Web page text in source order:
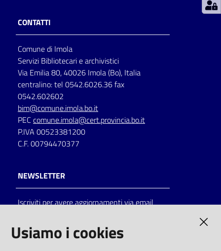
per
lettura
Seguici
su
Catalogo
on line
CONTATTI
Comune di Imola
Servizi Bibliotecari e archivistici
Via Emilia 80, 40026 Imola (Bo), Italia
centralino: tel 0542.6026.36 fax
0542.602602
bim@comune.imola.bo.it
PEC comune.imola@cert.provincia.bo.it
P.IVA 00523381200
C.F. 00794470377
NEWSLETTER
Iscriviti per avere aggiornamenti via email
Usiamo i cookies